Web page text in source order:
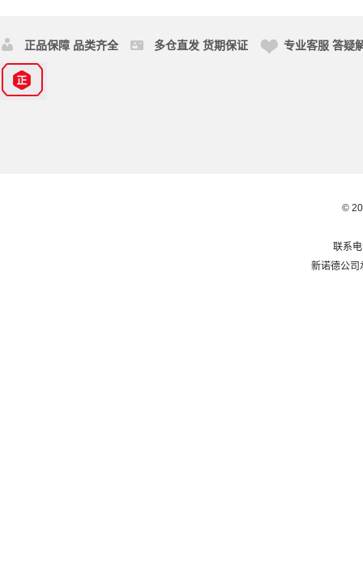
正品保障 品类齐全 多仓直发 货期保证 专业客服 答疑
©
联系
新诺德公司